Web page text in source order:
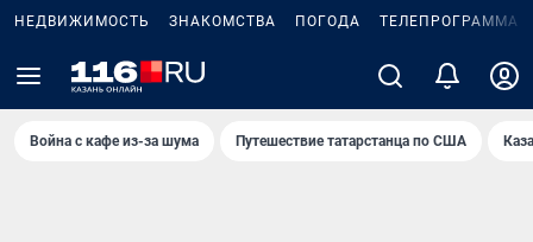
НЕДВИЖИМОСТЬ ЗНАКОМСТВА ПОГОДА ТЕЛЕПРОГРАММА
Война с кафе из-за шума Путешествие татарстанца по США